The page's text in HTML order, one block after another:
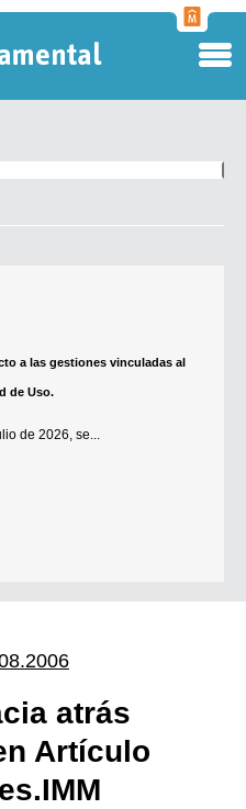
a las gestiones vinculadas al
de Uso.
de 2026, se...
atrás
Artículo